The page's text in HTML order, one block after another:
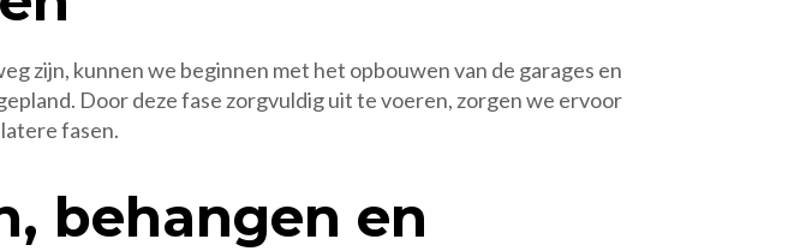
zijn, kunnen we beginnen met het opbouwen van de garages en
Door deze fase zorgvuldig uit te voeren, zorgen we ervoor
fasen.
behangen en